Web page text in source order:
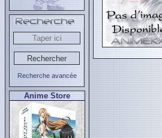
Recherche avancée
Anime Store